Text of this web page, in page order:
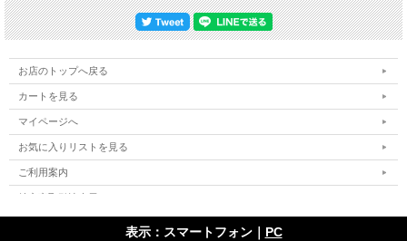
り、こちらはオリジナルのモノラル音声へと差し替え。他にも「Jet」と「Soily」
の曲間のジェフ・エメリックへの呼びかけの声が左右に音が振られるなど過剰な演
出になっていた箇所も修正。これも今回の公開でかなりの違和感が生じていた個所
Hundred and Eighty-Five」はポールの声がぐるぐる飛び交う余計な演出の加えられ
ミックスへと差し替え。こうして昨年の公開時に気になった点をことごとく補修し
た上での DVD 化となっています。映像でも捉えられているように、絵にかいたよ
うな体育会系ドラマーだった彼は他のメンバーとそりが合わず、結果的に短命とな
ってしまったジェフ・ブリトンの在籍するウイングスの姿を捉えた貴重映像として
昔から定番な訳ですが、実際リハーサルでなくレコーディングですので演奏も完成
度が高い。もちろん本編とは別にポールがロックンロールを弾き語りする『THE
YEARS』のメニュー画面で流れていただけであったり映像の全編は見ることが出
されないのか…と誰もがもどかしく感じたウイングスの映像が遂にあなたのお手元
お店のトップへ戻る
カートを見る
マイページへ
お気に入りリストを見る
ご利用案内
特定商取引法表示
表示：スマートフォン｜ PC